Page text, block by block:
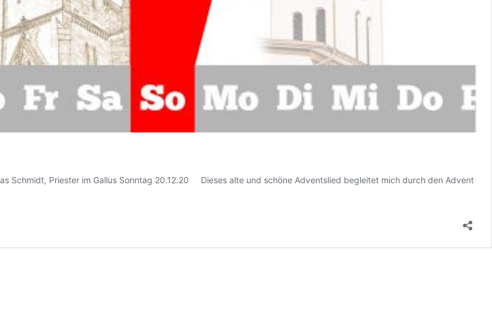
Schmidt, Priester im Gallus Sonntag 20.12.20 Dieses alte und schöne Adventslied begleitet mich durch den Advent